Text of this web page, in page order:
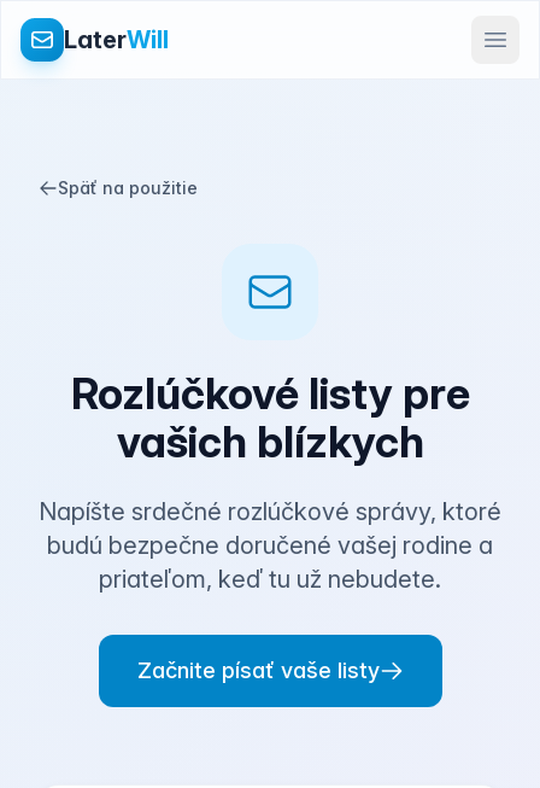
LaterWill
Späť na použitie
Rozlúčkové listy pre
vašich blízkych
Napíšte srdečné rozlúčkové správy, ktoré
budú bezpečne doručené vašej rodine a
priateľom, keď tu už nebudete.
Začnite písať vaše listy